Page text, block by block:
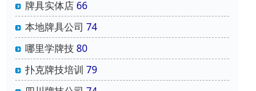
牌具实体店 66
本地牌具公司 74
哪里学牌技80
扑克牌技培训 79